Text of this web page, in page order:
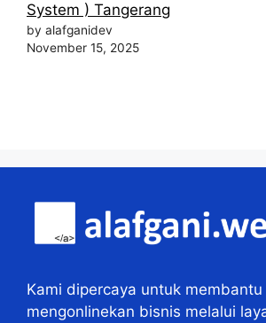
System ) Tangerang
by alafganidev
November 15, 2025
Kami dipercaya untuk membantu
mengonlinekan bisnis melalui